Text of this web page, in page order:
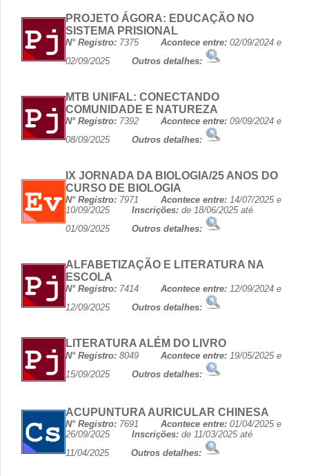
PROJETO ÁGORA: EDUCAÇÃO NO
SISTEMA PRISIONAL
N° Registro: 7375 Acontece entre: 02/09/2024 e
02/09/2025 Outros detalhes:
MTB UNIFAL: CONECTANDO
COMUNIDADE E NATUREZA
N° Registro: 7392 Acontece entre: 09/09/2024 e
08/09/2025 Outros detalhes:
IX JORNADA DA BIOLOGIA/25 ANOS DO
CURSO DE BIOLOGIA
N° Registro: 7971 Acontece entre: 14/07/2025 e
10/09/2025 Inscrições: de 18/06/2025 até
01/09/2025 Outros detalhes:
ALFABETIZAÇÃO E LITERATURA NA
ESCOLA
N° Registro: 7414 Acontece entre: 12/09/2024 e
12/09/2025 Outros detalhes:
LITERATURA ALÉM DO LIVRO
N° Registro: 8049 Acontece entre: 19/05/2025 e
15/09/2025 Outros detalhes:
ACUPUNTURA AURICULAR CHINESA
N° Registro: 7691 Acontece entre: 01/04/2025 e
26/09/2025 Inscrições: de 11/03/2025 até
11/04/2025 Outros detalhes: